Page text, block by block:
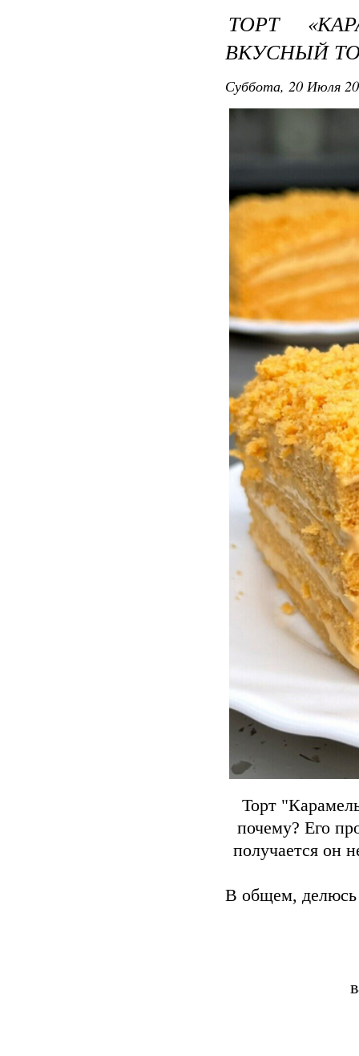
ТОРТ
ВКУСНЫЙ
Суббота, 20 Июля
Торт
почему? Его
получается он
В общем, делюсь